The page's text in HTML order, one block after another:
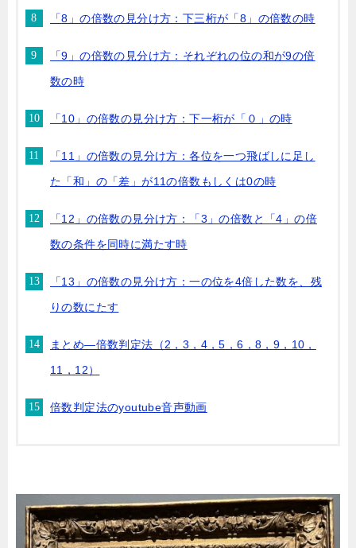
「8」の倍数の見分け方：下三桁が「8」の倍数の時
「9」の倍数の見分け方：それぞれの位の和が9の倍
数の時
「10」の倍数の見分け方：下一桁が「０」の時
「11」の倍数の見分け方：各位を一つ飛ばしに足し
た「和」の「差」が11の倍数もしくは0の時
「12」の倍数の見分け方：「3」の倍数と「4」の倍
数の条件を同時に満たす時
「13」の倍数の見分け方：一の位を4倍した数を、残
りの数にたす
まとめ―倍数判定法（2，3，4，5，6，8，9，10，
11，12）
倍数判定法のyoutube音声動画